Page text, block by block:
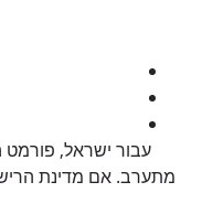
עבור ישראל, פורמט
מתערב. אם מדינת הרישום